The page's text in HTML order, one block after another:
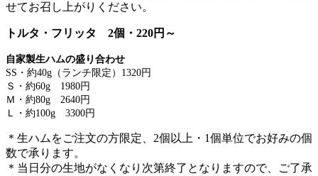
せてお召し上がりください。
トルタ・フリッタ 2個・220円～
自家製生ハムの盛り合わせ
SS・約40g（ランチ限定）1320円
Ｓ・約60g 1980円
Ｍ・約80g 2640円
Ｌ・約100g 3300円
＊生ハムをご注文の方限定、2個以上・1個単位でお好みの個
数で承ります。
＊当日分の生地がなくなり次第終了となりますので、ご了承